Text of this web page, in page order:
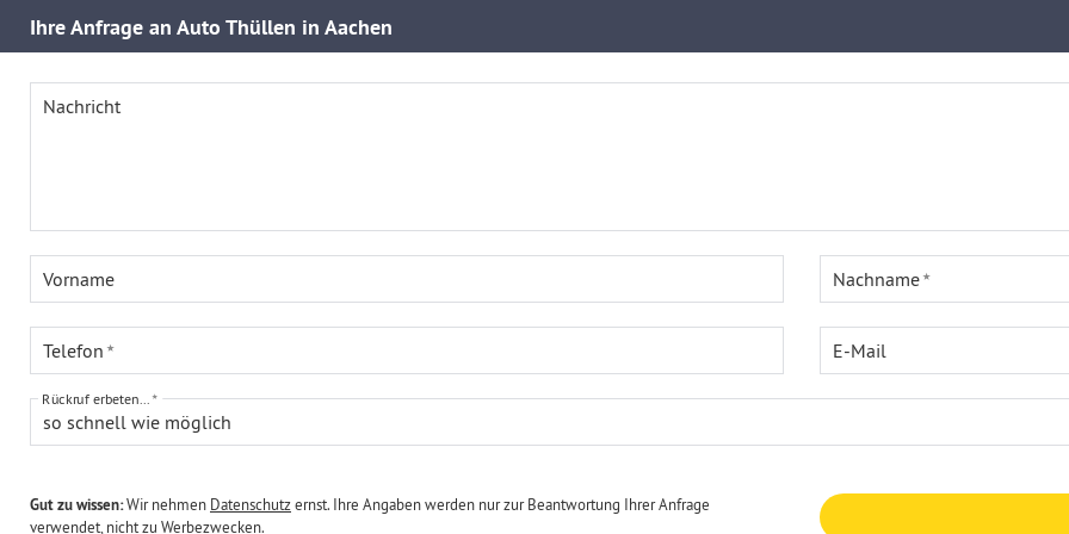
IhreAnfrage an Auto Thüllen in Aachen
Nachricht
Vorname Nachname
Telefon E-Mail
so schnell wie möglich
Rückruf erbeten...
Gut zu wissen:Wir nehmen Datenschutzernst. Ihre Angaben werden nur zur Beantwortung Ihrer Anfrage
verwendet, nicht zu Werbezwecken.